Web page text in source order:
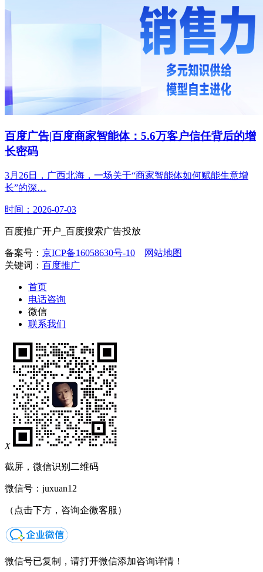
百度广告|百度商家智能体：5.6万客户信任背后的增
长密码
3月26日，广西北海，一场关于“商家智能体如何赋能生意增
长”的深…
时间：2026-07-03
百度推广开户_百度搜索广告投放
备案号： 京ICP备16058630号-10
网站地图
关键词： 百度推广
首页
电话咨询
微信
联系我们
X
截屏，微信识别二维码
微信号： juxuan12
（点击下方，咨询企微客服）
微信号已复制，请打开微信添加咨询详情！